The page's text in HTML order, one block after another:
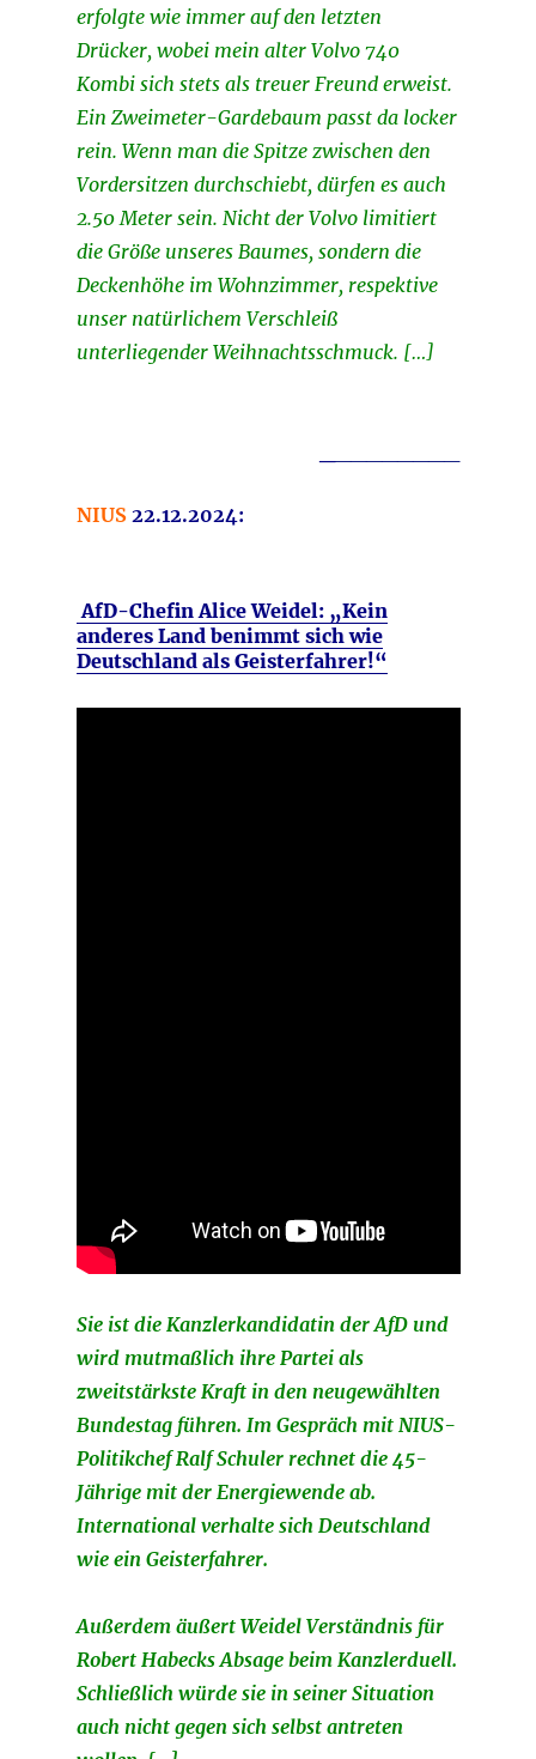
erfolgte wie immer auf den letzten
Drücker, wobei mein alter Volvo 740
Kombi sich stets als treuer Freund erweist.
Ein Zweimeter-Gardebaum passt da locker
rein. Wenn man die Spitze zwischen den
Vordersitzen durchschiebt, dürfen es auch
2.50 Meter sein. Nicht der Volvo limitiert
die Größe unseres Baumes, sondern die
Deckenhöhe im Wohnzimmer, respektive
unser natürlichem Verschleiß
unterliegender Weihnachtsschmuck. […]
NIUS 22.12.2024:
AfD-Chefin Alice Weidel: „Kein
anderes Land benimmt sich wie
Deutschland als Geisterfahrer!“
Sie ist die Kanzlerkandidatin der AfD und
wird mutmaßlich ihre Partei als
zweitstärkste Kraft in den neugewählten
Bundestag führen. Im Gespräch mit NIUS-
Politikchef Ralf Schuler rechnet die 45-
Jährige mit der Energiewende ab.
International verhalte sich Deutschland
wie ein Geisterfahrer.
Außerdem äußert Weidel Verständnis für
Robert Habecks Absage beim Kanzlerduell.
Schließlich würde sie in seiner Situation
auch nicht gegen sich selbst antreten